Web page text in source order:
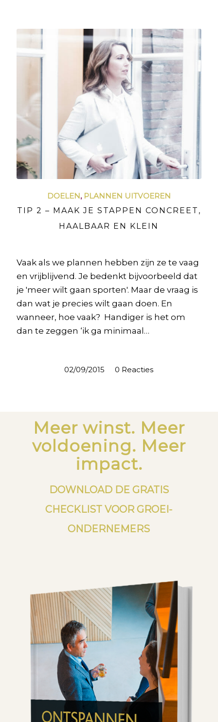
DOELEN, PLANNEN UITVOEREN
TIP 2 – MAAK JE STAPPEN CONCREET,
HAALBAAR EN KLEIN
Vaak als we plannen hebben zijn ze te vaag
en vrijblijvend. Je bedenkt bijvoorbeeld dat
je 'meer wilt gaan sporten'. Maar de vraag is
dan wat je precies wilt gaan doen. En
wanneer, hoe vaak? Handiger is het om
dan te zeggen ‘ik ga minimaal…
02/09/2015
/ 0 Reacties
Meer winst. Meer
voldoening. Meer
impact.
DOWNLOAD DE GRATIS
CHECKLIST VOOR GROEI-
ONDERNEMERS